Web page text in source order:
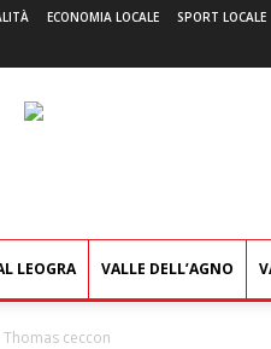
ECONOMIA LOCALE SPORT LOCALE
LEOGRA VALLE DELL’AGNO
Thomas ceccon